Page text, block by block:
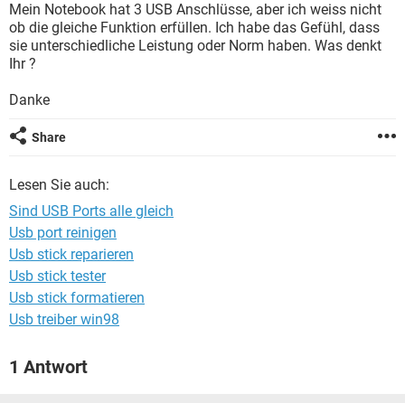
WHATSAPP TIKTOK
FACEBOOK HARDWARE
WINDOWS 10 INSTAGRAM
WHATSAPP
Mein Notebook hat 3 USB Anschlüsse, aber ich weiss nicht
ob die gleiche Funktion erfüllen. Ich habe das Gefühl, dass
sie unterschiedliche Leistung oder Norm haben. Was denkt
Ihr ?
Danke
Share
Lesen Sie auch:
Sind USB Ports alle gleich
Usb port reinigen
Usb stick reparieren
Usb stick tester
Usb stick formatieren
Usb treiber win98
1 Antwort